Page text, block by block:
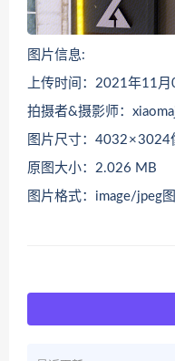
图片信息:
上传时间：2021年11月
拍摄者&摄影师：
图片尺寸：4032 × 3024
原图大小：2.026 MB
图片格式：image/jpeg